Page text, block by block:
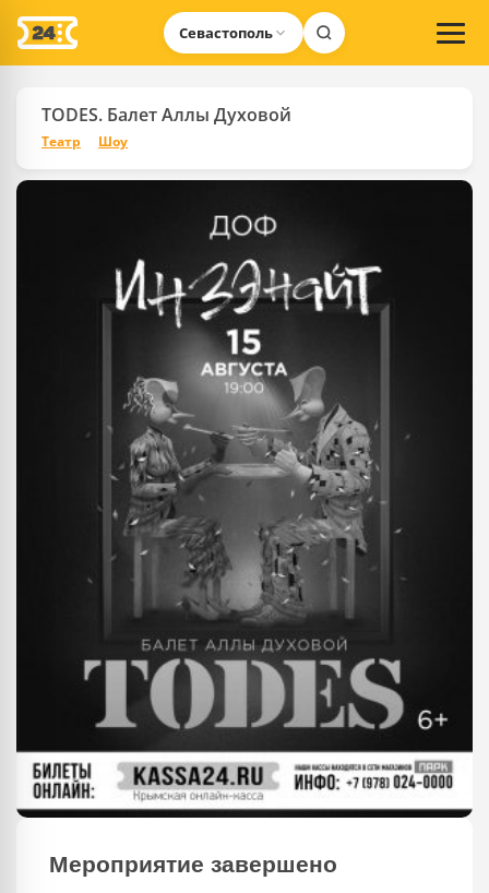
Севастополь
TODES. Балет Аллы Духовой
Театр Шоу
Мероприятие завершено